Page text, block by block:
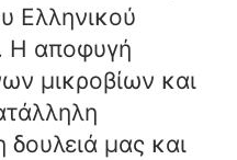
Ελληνικού
Η αποφυγή
μικροβίων και
δουλειά μας και